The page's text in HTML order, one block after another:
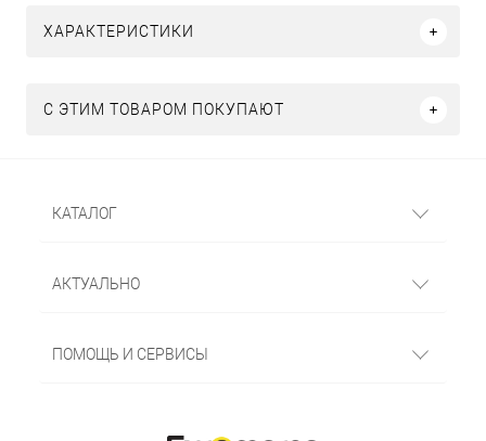
ХАРАКТЕРИСТИКИ
С ЭТИМ ТОВАРОМ ПОКУПАЮТ
КАТАЛОГ
АКТУАЛЬНО
ПОМОЩЬ И СЕРВИСЫ